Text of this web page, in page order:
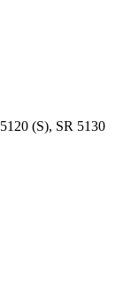
(S), SR 5130